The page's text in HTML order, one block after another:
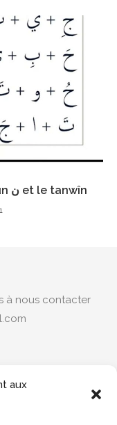
aux
Leçon d’arabe 6: La lettre noûn ن et le tanwîn
à nous contacter